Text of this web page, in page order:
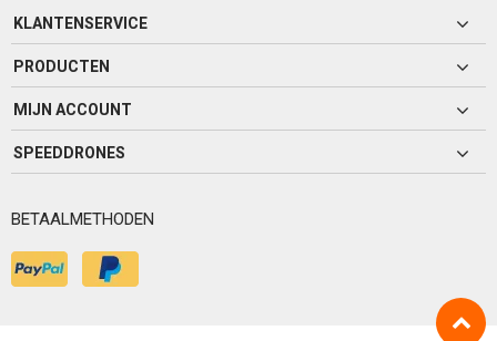
KLANTENSERVICE
PRODUCTEN
MIJN ACCOUNT
SPEEDDRONES
BETAALMETHODEN